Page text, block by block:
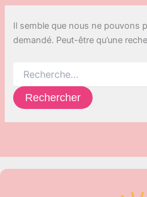
Il semble que nous ne pouvons
demandé. Peut-être qu’une